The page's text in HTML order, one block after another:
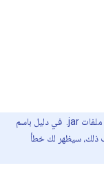
بالنسبة إلى نظام التشغيل Android، يجب وضع ملفات ‎ .jar في دليل باسم